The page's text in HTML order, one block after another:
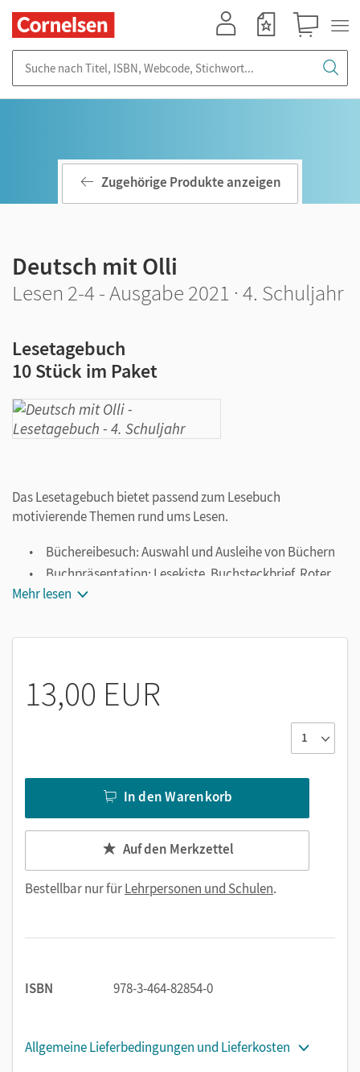
Zugehörige Produkte anzeigen
Deutsch mit Olli
Lesen 2-4 - Ausgabe 2021 · 4. Schuljahr
Lesetagebuch
10 Stück im Paket
Das Lesetagebuch bietet passend zum Lesebuch
motivierende Themen rund ums Lesen.
Büchereibesuch: Auswahl und Ausleihe von Büchern
Buchpräsentation: Lesekiste, Buchsteckbrief, Roter
Faden
nutzen, eigenes Cover gestalten
Mehr lesen
13,00 EUR
In den Warenkorb
Auf den Merkzettel
Bestellbar nur fürLehrpersonen und Schulen.
ISBN 978-3-464-82854-0
Allgemeine Lieferbedingungen und Lieferkosten